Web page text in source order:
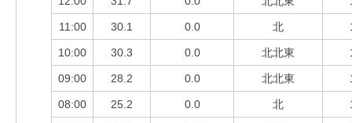
11:00 30.1 0.0 北
10:00 30.3 0.0 北北東
09:00 28.2 0.0 北北東
08:00 25.2 0.0 北